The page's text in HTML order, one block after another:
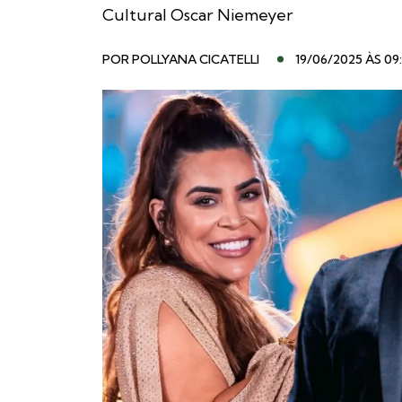
Cultural Oscar Niemeyer
PORPOLLYANA CICATELLI 19/06/2025 ÀS